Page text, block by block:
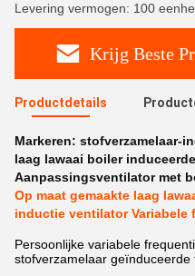
Levering vermogen: 100
Krijg Beste
Productdetails
Markeren: stofverzamelaar-
laag lawaai boiler
Aanpassingsventilator met
Op maat gemaakte laag
inductie ventilator Variabele
Persoonlijke variabele
stofverzamelaar geïnduceerde